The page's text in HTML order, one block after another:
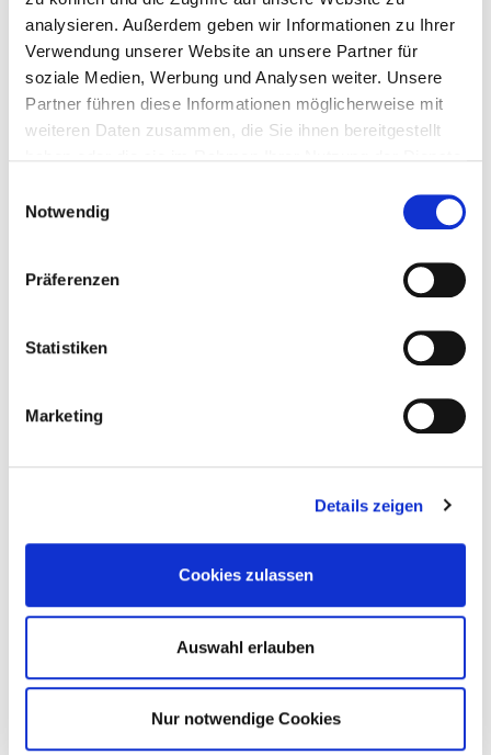
analysieren. Außerdem geben wir Informationen zu Ihrer
Verwendung unserer Website an unsere Partner für
soziale Medien, Werbung und Analysen weiter. Unsere
Partner führen diese Informationen möglicherweise mit
weiteren Daten zusammen, die Sie ihnen bereitgestellt
Notwendig
Präferenzen
Statistiken
Marketing
Details zeigen
Cookies zulassen
Auswahl erlauben
Nur notwendige Cookies
VERGLEICHEN
Erhalten Sie eine Benachrichtigung, sobald eine
Zur Schritt-für-Schritt-Anleitung